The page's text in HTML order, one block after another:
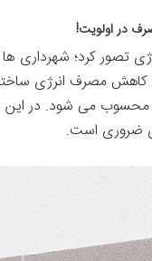
دراولویت!
تصورکرد؛ شهرداری ها
کاهش مصرف انرژی
محسوب می شود. در این
ضروری است.